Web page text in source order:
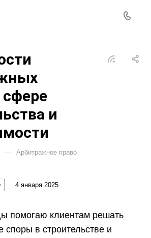
сфере
и
— Арбитражное право
4 января 2025
помогаю клиентам решать
в строительстве и